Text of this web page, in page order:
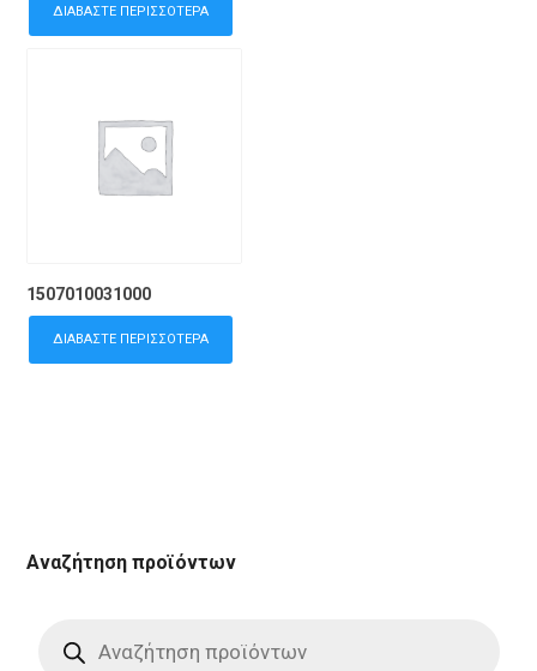
ΔΙΑΒΆΣΤΕ ΠΕΡΙΣΣΌΤΕΡΑ
1507010031000
ΔΙΑΒΆΣΤΕ ΠΕΡΙΣΣΌΤΕΡΑ
Αναζήτηση προϊόντων
search